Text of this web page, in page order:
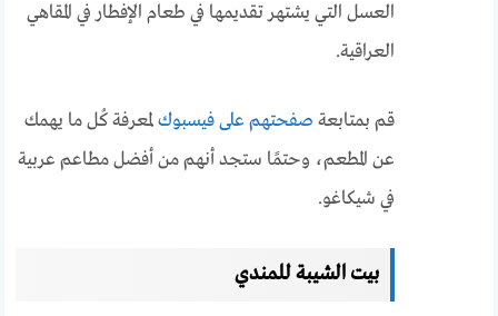
العسل التي يشتهر تقديمها في طعام الإفطار في المقاهي
العراقية.
قم بمتابعة صفحتهم على فيسبوكلمعرفة كُل ما يهمك
عن المطعم، وحتمًا ستجد أنهم من أفضل مطاعم عربية
في شيكاغو.
بيت الشيبة للمندي